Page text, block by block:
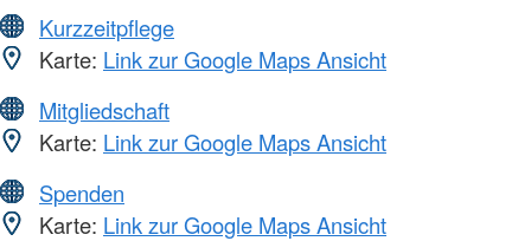
Kurzzeitpflege
Karte: Link zur Google Maps Ansicht
Mitgliedschaft
Karte: Link zur Google Maps Ansicht
Spenden
Karte: Link zur Google Maps Ansicht